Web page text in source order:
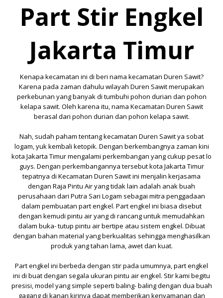
Part Stir Engkel
Jakarta Timur
Kenapa kecamatan ini di beri nama kecamatan Duren Sawit?
Karena pada zaman dahulu wilayah Duren Sawit merupakan
perkebunan yang banyak di tumbuhi pohon durian dan pohon
kelapa sawit. Oleh karena itu, nama Kecamatan Duren Sawit
berasal dari pohon durian dan pohon kelapa sawit.
Nah, sudah paham tentang kecamatan Duren Sawit ya sobat
logam, yuk kembali ketopik. Dengan berkembangnya zaman kini
kota Jakarta Timur mengalami perkembangan yang cukup pesat lo
guys. Dengan perkembangannya tersebut kota Jakarta Timur
tepatnya di Kecamatan Duren Sawit ini menjalin kerjasama
dengan Raja Pintu Airyang tidak lain adalah anak buah
perusahaan dari Putra Sari Logam sebagai mitra penggadaan
dalam pembuatan part engkel. Part engkel ini biasa disebut
dengan kemudi pintu air yang di rancang untuk memudahkan
dalam buka- tutup pintu air bertipe atau sistem engkel. Dibuat
dengan bahan material yang berkualitas sehingga menghasilkan
produk yang tahan lama, awet dan kuat.
Part engkel ini berbeda dengan stir pada umumnya, part engkel
ini di buat dengan segala ukuran pintu air engkel. Stir kami begitu
presisi, model yang simple seperti baling- baling dengan dua buah
gagang di kanan kirinya dapat memberikan kenyamanan dan